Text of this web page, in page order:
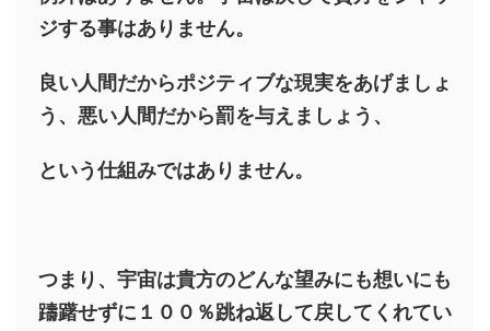
ジする事はありません。
良い人間だからポジティブな現実をあげましょ
う、悪い人間だから罰を与えましょう、
という仕組みではありません。
つまり、宇宙は貴方のどんな望みにも想いにも
躊躇せずに１００％跳ね返して戻してくれてい